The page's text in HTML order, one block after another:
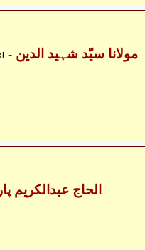
- مولانا سیّد شہید الدین